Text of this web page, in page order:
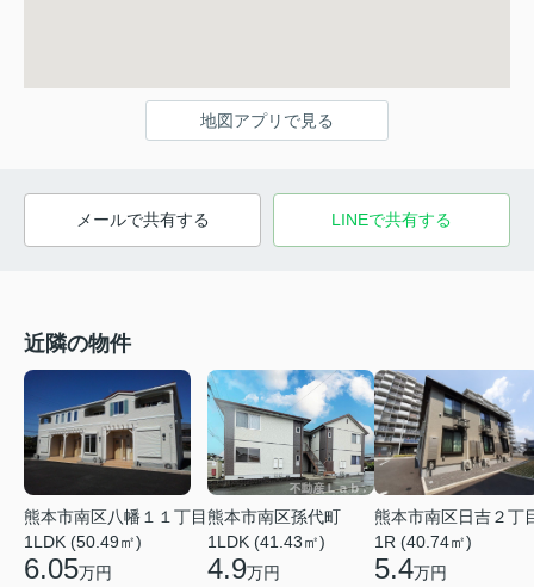
地図アプリで見る
メールで共有する LINEで共有する
近隣の物件
熊本市南区八幡１１丁目
1LDK (50.49㎡)
6.05万円
熊本市南区孫代町
1LDK (41.43㎡)
4.9万円
熊本市南区日吉２丁
1R (40.74㎡)
5.4万円